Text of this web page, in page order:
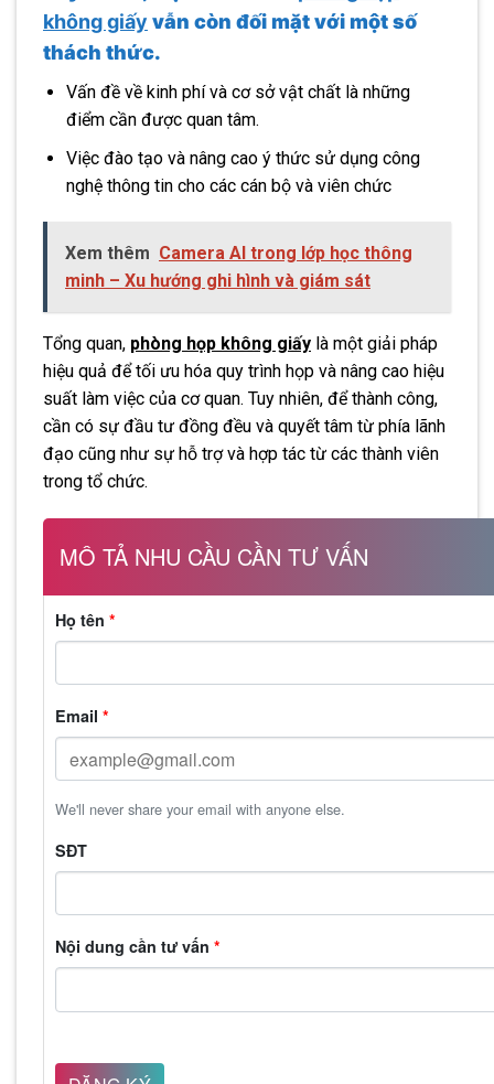
không giấy vẫn còn đối mặt với một số
thách thức.
Vấn đề về kinh phí và cơ sở vật chất là những
điểm cần được quan tâm.
Việc đào tạo và nâng cao ý thức sử dụng công
nghệ thông tin cho các cán bộ và viên chức
Xem thêm Camera AI trong lớp học thông
minh – Xu hướng ghi hình và giám sát
Tổng quan, phòng họp không giấy là một giải pháp
hiệu quả để tối ưu hóa quy trình họp và nâng cao hiệu
suất làm việc của cơ quan. Tuy nhiên, để thành công,
cần có sự đầu tư đồng đều và quyết tâm từ phía lãnh
đạo cũng như sự hỗ trợ và hợp tác từ các thành viên
trong tổ chức.
MÔ TẢ NHU CẦU CẦN TƯ VẤN
Họ tên *
Email *
We'll never share your email with anyone else.
SĐT
Nội dung cần tư vấn *